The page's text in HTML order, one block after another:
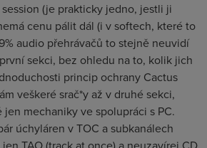
(je prakticky jedno, jestli ji
cenu pálit dál (i v softech, které to
audio přehrávačů to stejně neuvidí
sekci, bez ohledu na to, kolik jich
princip ochrany Cactus
veškeré srač*y až v druhé sekci,
mechaniky ve spolupráci s PC.
úchyláren v TOC a subkanálech